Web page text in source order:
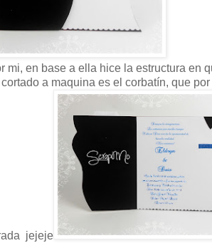
en base a ella hice la estructura en
a maquina es el corbatín, que
jejeje